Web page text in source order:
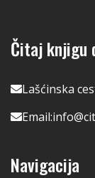
Čitaj knjigu
Lašćinska
Email:
Navigacija